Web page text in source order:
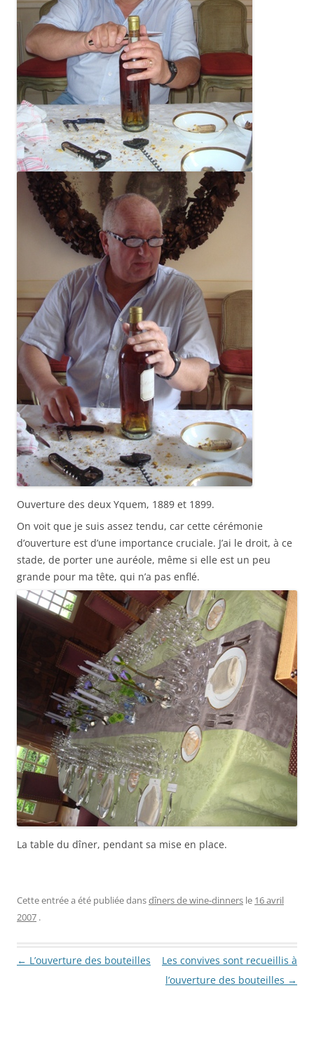
Ouverture des deux Yquem, 1889 et 1899.
On voit que je suis assez tendu, car cette cérémonie
d’ouverture est d’une importance cruciale. J’ai le droit, à ce
stade, de porter une auréole, même si elle est un peu
grande pour ma tête, qui n’a pas enflé.
La table du dîner, pendant sa mise en place.
Cette entrée a été publiée dansdîners de wine-dinners le 16 avril
2007 .
Navigation des articles
← L’ouverture des bouteilles
Les convives sont recueillis à
l’ouverture des bouteilles →